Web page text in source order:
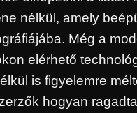
nélkül, amely
Még a
elérhető
is figyelemre
hogyan